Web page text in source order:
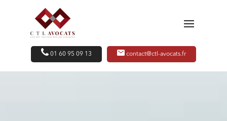
01 60 95 09 13 contact@ctl-avocats.fr